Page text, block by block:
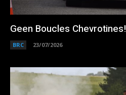
Geen Boucles Chevrotines!
BRC 23/07/2026